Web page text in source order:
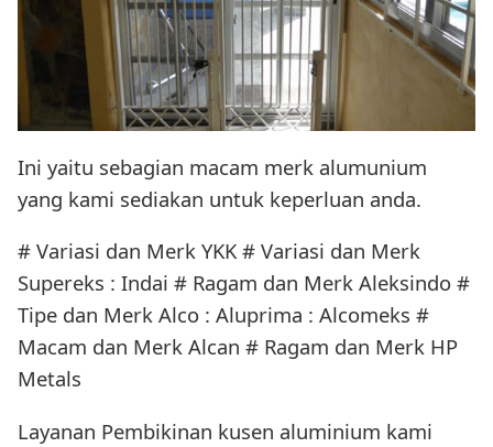
Ini yaitu sebagian macam merk alumunium
yang kami sediakan untuk keperluan anda.
# Variasi dan Merk YKK # Variasi dan Merk
Supereks : Indai # Ragam dan Merk Aleksindo #
Tipe dan Merk Alco : Aluprima : Alcomeks #
Macam dan Merk Alcan # Ragam dan Merk HP
Metals
Layanan Pembikinan kusen aluminium kami